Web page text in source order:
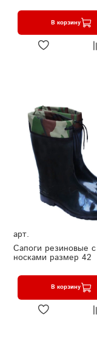
В корзину
арт.
Сапоги резиновые с
носками размер 42
В корзину